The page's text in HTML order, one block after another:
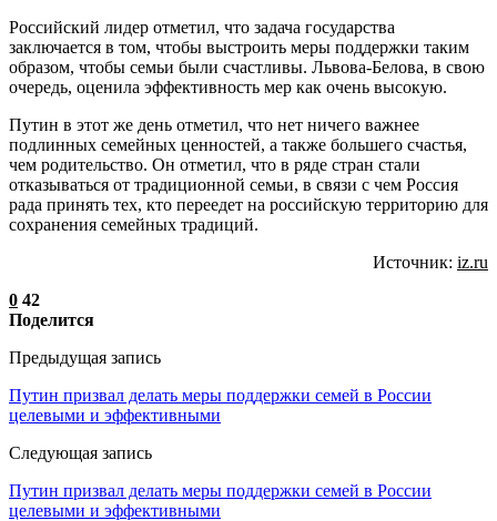
Российский лидер отметил, что задача государства
заключается в том, чтобы выстроить меры поддержки таким
образом, чтобы семьи были счастливы. Львова-Белова, в свою
очередь, оценила эффективность мер как очень высокую.
Путин в этот же день отметил, что нет ничего важнее
подлинных семейных ценностей, а также большего счастья,
чем родительство. Он отметил, что в ряде стран стали
отказываться от традиционной семьи, в связи с чем Россия
рада принять тех, кто переедет на российскую территорию для
сохранения семейных традиций.
Источник: iz.ru
0 42
Поделится
Предыдущая запись
Путин призвал делать меры поддержки семей в России
целевыми и эффективными
Следующая запись
Путин призвал делать меры поддержки семей в России
целевыми и эффективными